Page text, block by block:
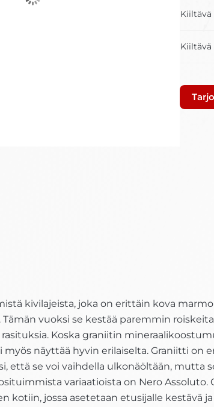
Kiiltävä
Kiiltävä
kivilajeista, joka on erittäin kova
vuoksi se kestää paremmin roiskeita
Koska graniitin
myös näyttää hyvin erilaiselta. Graniitti on
että se voi vaihdella ulkonäöltään, mutta
variaatioista on Nero Assoluto.
kotiin, jossa asetetaan etusijalle kestävä ja